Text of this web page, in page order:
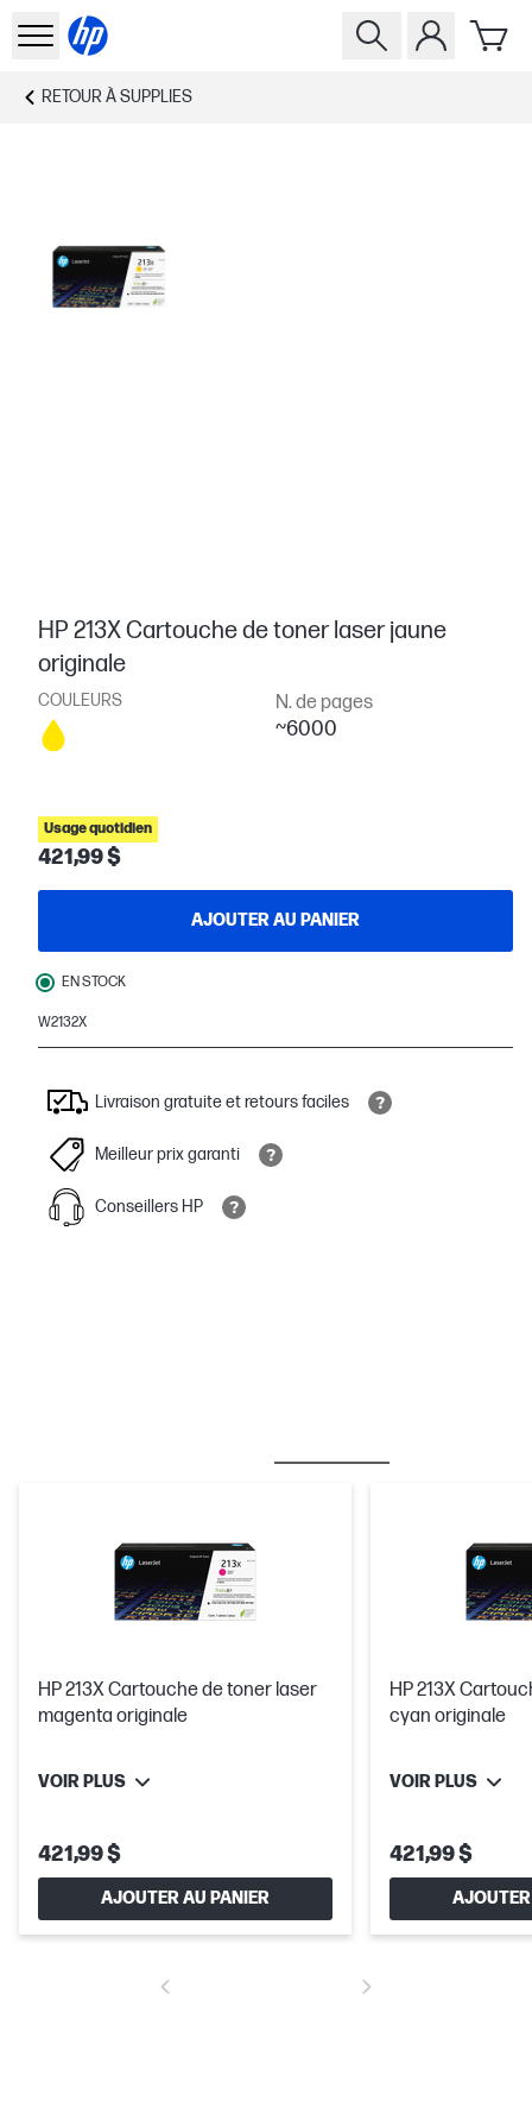
RETOUR ÀSUPPLIES
HP 213X Cartouche de toner laser jaune
originale
COULEURS N. de pages
~6000
Usage quotidien
421,99 $
AJOUTER AU PANIER
EN STOCK
W2132X
Livraison gratuite et retours faciles
Meilleur prix garanti
Conseillers HP
HP 213X Cartouche de toner laser
magenta originale
VOIR PLUS
421,99 $
AJOUTER AU PANIER
HP 213X
cyan originale
VOIR PLUS
421,99 $